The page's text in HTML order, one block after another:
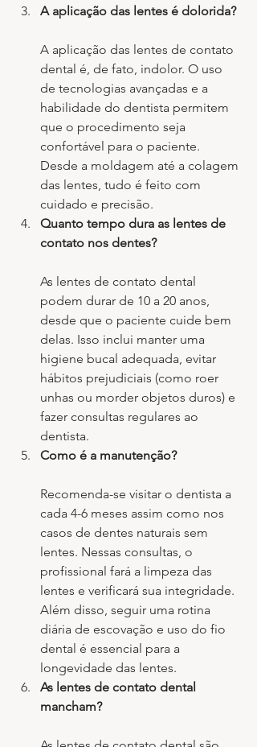
A aplicação das lentes é dolorida?
A aplicação das lentes de contato
dental é, de fato, indolor. O uso
de tecnologias avançadas e a
habilidade do dentista permitem
que o procedimento seja
confortável para o paciente.
Desde a moldagem até a colagem
das lentes, tudo é feito com
cuidado e precisão.
Quanto tempo dura as lentes de
contato nos dentes?
As lentes de contato dental
podem durar de 10 a 20 anos,
desde que o paciente cuide bem
delas. Isso inclui manter uma
higiene bucal adequada, evitar
hábitos prejudiciais (como roer
unhas ou morder objetos duros) e
fazer consultas regulares ao
dentista.
Como é a manutenção?
Recomenda-se visitar o dentista a
cada 4-6 meses assim como nos
casos de dentes naturais sem
lentes. Nessas consultas, o
profissional fará a limpeza das
lentes e verificará sua integridade.
Além disso, seguir uma rotina
diária de escovação e uso do fio
dental é essencial para a
longevidade das lentes.
As lentes de contato dental
mancham?